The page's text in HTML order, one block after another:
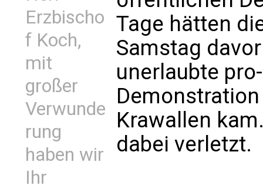
Erzbischo
f Koch,
mit
großer
Verwunde
rung
haben wir
Ihr
Tage hätten
Samstag
unerlaubte
Krawallen
dabei verletzt.